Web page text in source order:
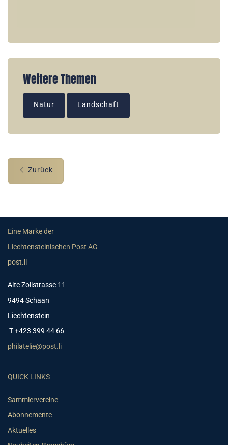
Weitere Themen
Natur Landschaft
Zurück
Eine Marke der
Liechtensteinischen Post AG
post.li
Alte Zollstrasse 11
9494 Schaan
Liechtenstein
T +423 399 44 66
philatelie@post.li
QUICK LINKS
Sammlervereine
Abonnemente
Aktuelles